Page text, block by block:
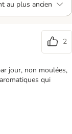
2
jour, non moulées,
qui